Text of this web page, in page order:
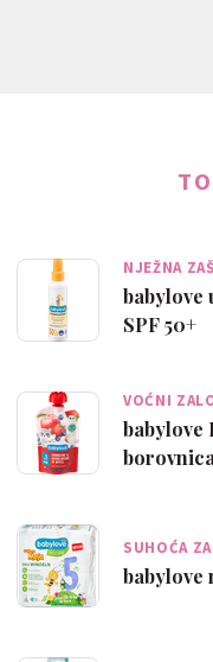
NJEŽNA
babylove
SPF 50+
VOĆNI
babylove
SUHOĆA
babylove